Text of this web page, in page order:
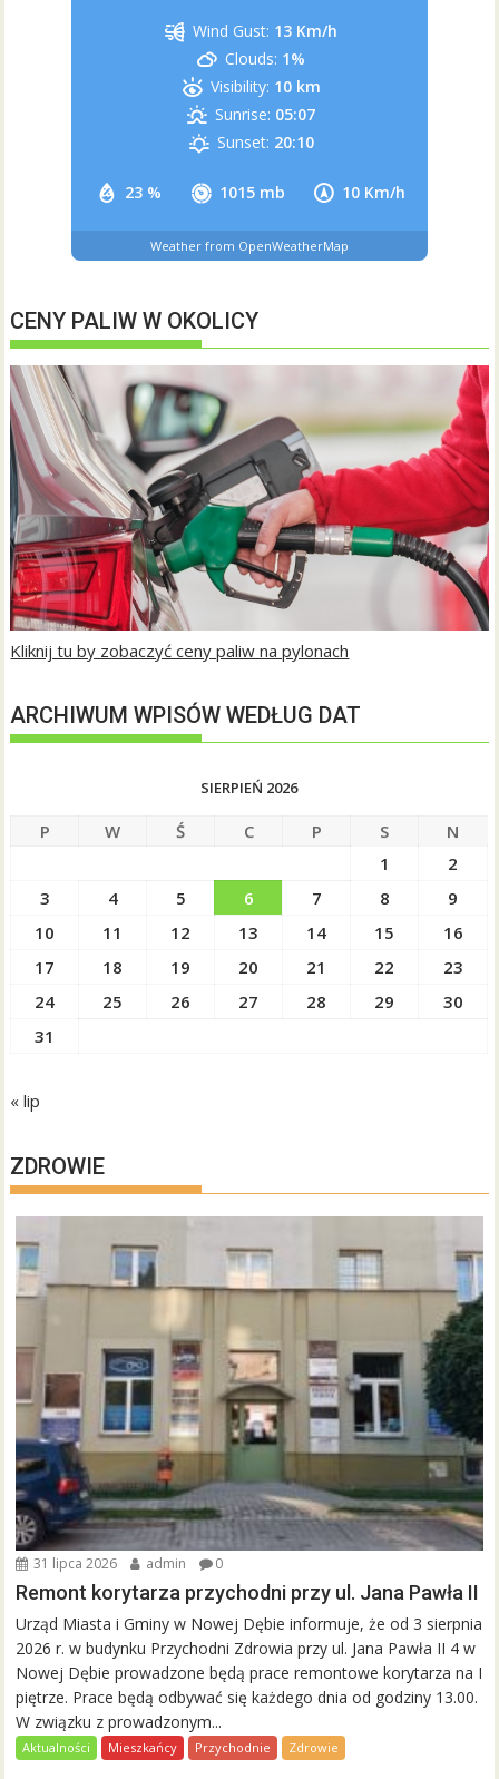
23 % 1015 mb 10 Km/h
Wind Gust: 13 Km/h
Clouds: 1%
Visibility: 10 km
Sunrise: 05:07
Sunset: 20:10
Weather from OpenWeatherMap
CENY PALIW W OKOLICY
Kliknij tu by zobaczyć ceny paliw na pylonach
ARCHIWUM WPISÓW WEDŁUG DAT
SIERPIEŃ 2026
P W Ś C P S
N
1
2
3
4 5 6 7 8
9
10
11 12 13 14 15
16
17
18 19 20 21 22
23
24
25 26 27 28 29
30
31
« lip
ZDROWIE
31 lipca 2026 admin 0
Remont korytarza przychodni przy ul. Jana Pawła II
Urząd Miasta i Gminy w Nowej Dębie informuje, że od 3 sierpnia
2026 r. w budynku Przychodni Zdrowia przy ul. Jana Pawła II 4 w
Nowej Dębie prowadzone będą prace remontowe korytarza na I
piętrze. Prace będą odbywać się każdego dnia od godziny 13.00.
W związku z prowadzonym...
Aktualności Mieszkańcy Przychodnie Zdrowie